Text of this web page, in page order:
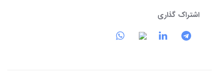
اشتراک گذاری